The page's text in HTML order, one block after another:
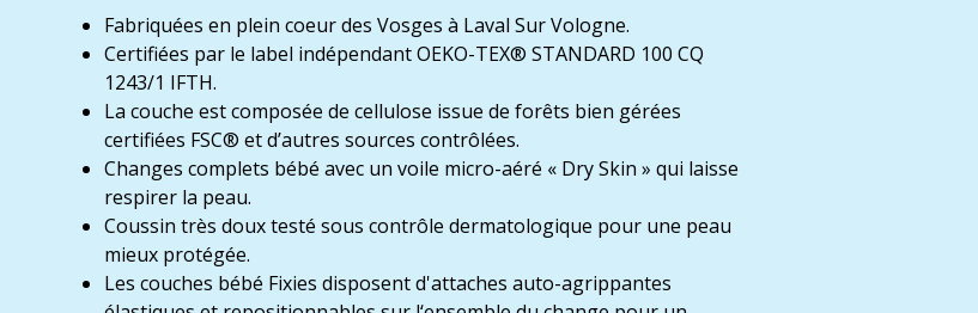
Fabriquées en plein coeur des Vosges à Laval Sur Vologne.
Certifiées par le label indépendant OEKO-TEX® STANDARD 100 CQ
1243/1 IFTH.
La couche est composée de cellulose issue de forêts bien gérées
certifiées FSC® et d’autres sources contrôlées.
Changes complets bébé avec un voile micro-aéré « Dry Skin » qui laisse
respirer la peau.
Coussin très doux testé sous contrôle dermatologique pour une peau
mieux protégée.
Les couches bébé Fixies disposent d'attaches auto-agrippantes